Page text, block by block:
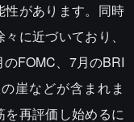
性があります。同時
に近づいており、
FOMC、7月のBRI
崖などが含まれま
再評価し始めるに